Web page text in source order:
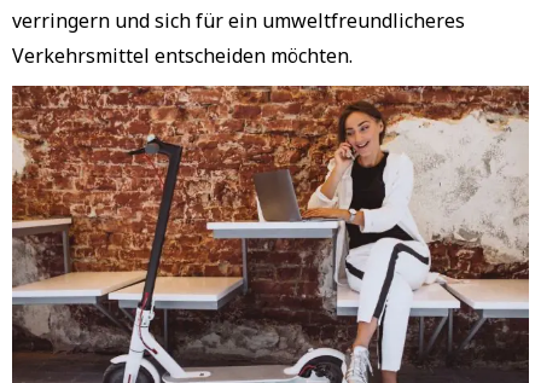
verringern und sich für ein umweltfreundlicheres
Verkehrsmittel entscheiden möchten.